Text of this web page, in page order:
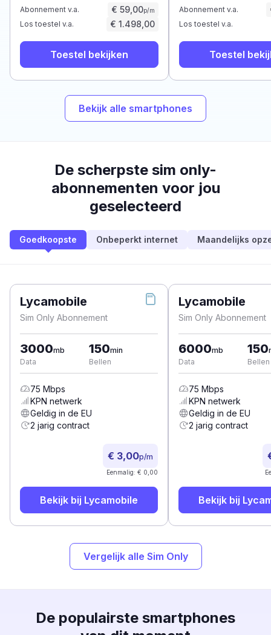
Abonnement v.a. € 59,00p/m
Los toestel v.a. € 1.498,00
Toestel bekijken
Abonnement v.a.
Los toestel v.a.
Toestel
Bekijk alle smartphones
De scherpste sim only-
abonnementen voor jou
geselecteerd
Goedkoopste Onbeperkt internet Maandelijks
Lycamobile
Sim Only Abonnement
3000mb
Data
150min
Bellen
75 Mbps
KPN netwerk
Geldig in de EU
2 jarig contract
€ 3,00p/m
Eenmalig: € 0,00
Bekijk bij Lycamobile
Lycamobile
Sim Only Abonnement
6000mb
Data
150
Bellen
75 Mbps
KPN netwerk
Geldig in de EU
2 jarig contract
Bekijk bij
Vergelijk alle Sim Only
De populairste smartphones